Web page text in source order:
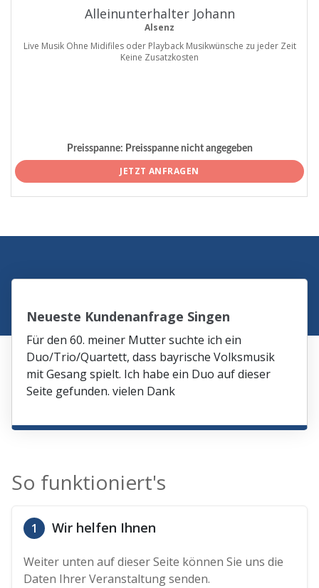
Alleinunterhalter Johann
Alsenz
Live Musik Ohne Midifiles oder Playback Musikwünsche zu jeder Zeit
Keine Zusatzkosten
Preisspanne: Preisspanne nicht angegeben
JETZT ANFRAGEN
Neueste Kundenanfrage Singen
Für den 60. meiner Mutter suchte ich ein
Duo/Trio/Quartett, dass bayrische Volksmusik
mit Gesang spielt. Ich habe ein Duo auf dieser
Seite gefunden. vielen Dank
So funktioniert's
1 Wir helfen Ihnen
Weiter unten auf dieser Seite können Sie uns die
Daten Ihrer Veranstaltung senden.